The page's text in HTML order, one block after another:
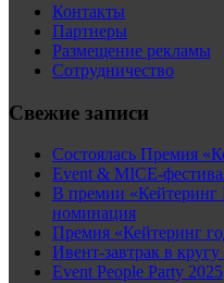
Контакты
Партнеры
Размещение рекламы
Сотрудничество
Свежие записи
Состоялась Премия
Event & MICE-
В премии «Кейтеринг
номинация
Премия «Кейтеринг
Ивент-завтрак в кругу
Event People Party 2025